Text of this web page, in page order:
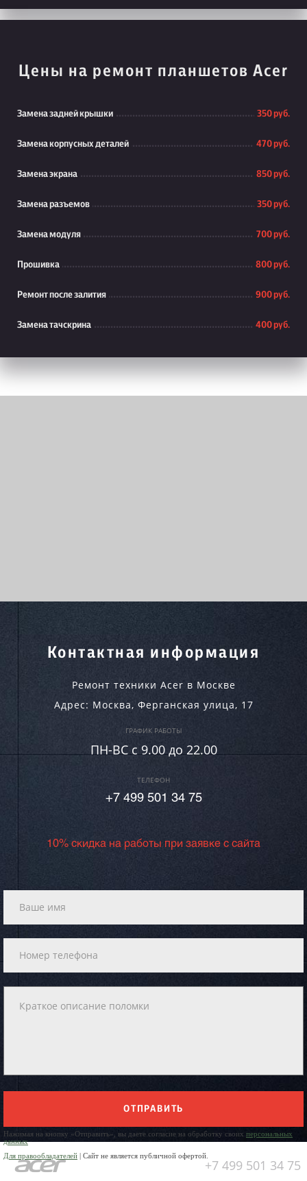
Цены на ремонт планшетов Acer
Замена задней крышки 350 руб.
Замена корпусных деталей 470 руб.
Замена экрана 850 руб.
Замена разъемов 350 руб.
Замена модуля 700 руб.
Прошивка 800 руб.
Ремонт после залития 900 руб.
Замена тачскрина 400 руб.
Контактная информация
Ремонт техники Acer в Москве
Адрес: Москва, Ферганская улица, 17
ГРАФИК РАБОТЫ
ПН-ВC c 9.00 до 22.00
ТЕЛЕФОН
+7 499 501 34 75
10% скидка на работы при заявке с сайта
ОТПРАВИТЬ
Нажимая на кнопку «Отправить», вы даете согласие на обработку своих персональных
данных
Для правообладателей | Сайт не является публичной офертой.
+7 499 501 34 75